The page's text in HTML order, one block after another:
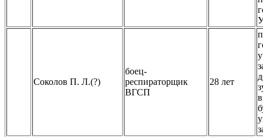
Соколов П. Л.(?)
боец-
респираторщик
ВГСП
28 лет